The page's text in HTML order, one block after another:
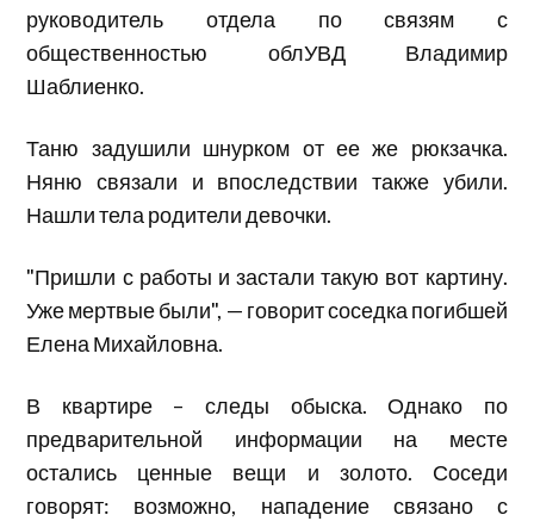
руководитель отдела по связям с
общественностью облУВД Владимир
Шаблиенко.
Таню задушили шнурком от ее же рюкзачка.
Няню связали и впоследствии также убили.
Нашли тела родители девочки.
"Пришли с работы и застали такую вот картину.
Уже мертвые были", — говорит соседка погибшей
Елена Михайловна.
В квартире – следы обыска. Однако по
предварительной информации на месте
остались ценные вещи и золото. Соседи
говорят: возможно, нападение связано с